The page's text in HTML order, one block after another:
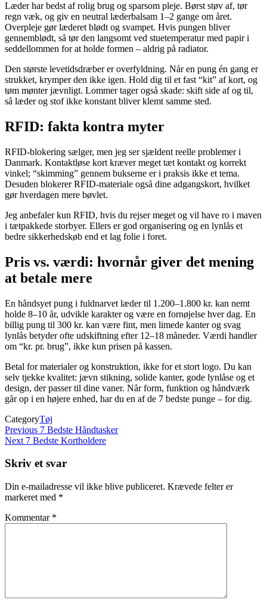
Læder har bedst af rolig brug og sparsom pleje. Børst støv af, tør
regn væk, og giv en neutral læderbalsam 1–2 gange om året.
Overpleje gør læderet blødt og svampet. Hvis pungen bliver
gennemblødt, så tør den langsomt ved stuetemperatur med papir i
seddellommen for at holde formen – aldrig på radiator.
Den største levetidsdræber er overfyldning. Når en pung én gang er
strukket, krymper den ikke igen. Hold dig til et fast “kit” af kort, og
tøm mønter jævnligt. Lommer tager også skade: skift side af og til,
så læder og stof ikke konstant bliver klemt samme sted.
RFID: fakta kontra myter
RFID-blokering sælger, men jeg ser sjældent reelle problemer i
Danmark. Kontaktløse kort kræver meget tæt kontakt og korrekt
vinkel; “skimming” gennem bukserne er i praksis ikke et tema.
Desuden blokerer RFID-materiale også dine adgangskort, hvilket
gør hverdagen mere bøvlet.
Jeg anbefaler kun RFID, hvis du rejser meget og vil have ro i maven
i tætpakkede storbyer. Ellers er god organisering og en lynlås et
bedre sikkerhedskøb end et lag folie i foret.
Pris vs. værdi: hvornår giver det mening
at betale mere
En håndsyet pung i fuldnarvet læder til 1.200–1.800 kr. kan nemt
holde 8–10 år, udvikle karakter og være en fornøjelse hver dag. En
billig pung til 300 kr. kan være fint, men limede kanter og svag
lynlås betyder ofte udskiftning efter 12–18 måneder. Værdi handler
om “kr. pr. brug”, ikke kun prisen på kassen.
Betal for materialer og konstruktion, ikke for et stort logo. Du kan
selv tjekke kvalitet: jævn stikning, solide kanter, gode lynlåse og et
design, der passer til dine vaner. Når form, funktion og håndværk
går op i en højere enhed, har du en af de 7 bedste punge – for dig.
CategoryTøj
Indlægsnavigation
Previous
Post
Previous 7 Bedste Håndtasker
Next
Next 7 Bedste Kortholdere
Skriv et svar
Din e-mailadresse vil ikke blive publiceret. Krævede felter er
markeret med *
Kommentar *